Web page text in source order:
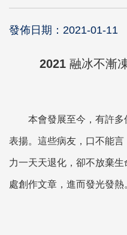
發佈日期：2021-01-11
2021 融冰不漸
本會發展至今，有許多
表揚。這些病友，口不能
力一天天退化，卻不放棄
處創作文章，進而發光發熱